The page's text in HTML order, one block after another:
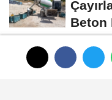
Beton